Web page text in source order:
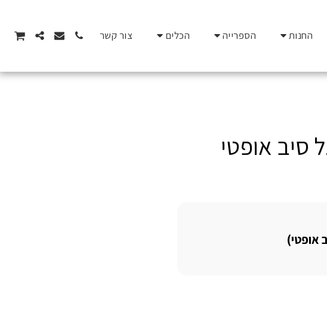
החנות הספרייה הכלים צור קשר